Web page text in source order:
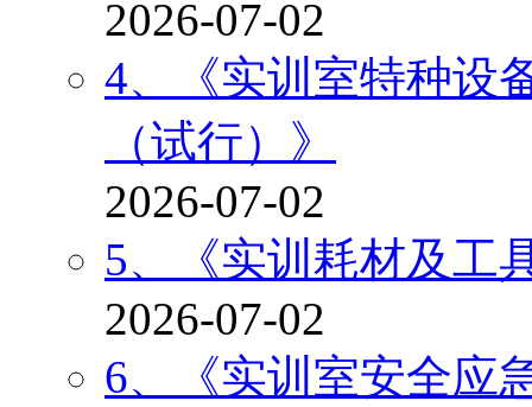
2026-07-02
4、《实训室特种设
（试行）》
2026-07-02
5、《实训耗材及工
2026-07-02
6、《实训室安全应